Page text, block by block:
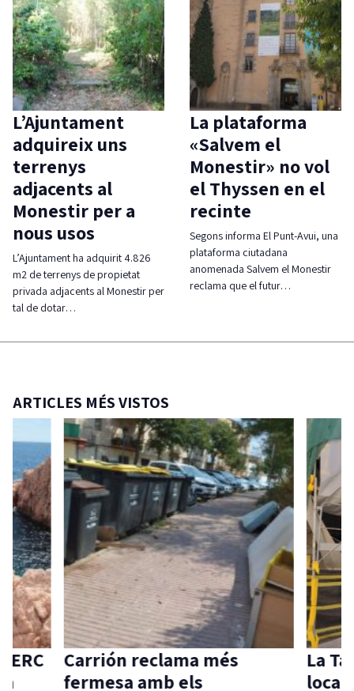
L’Ajuntament
adquireix uns
terrenys
adjacents al
Monestir per a
nous usos
L’Ajuntament ha adquirit 4.826
m2 de terrenys de propietat
privada adjacents al Monestir per
tal de dotar…
La plataforma
«Salvem el
Monestir» no vol
el Thyssen en el
recinte
Segons informa El Punt-Avui, una
plataforma ciutadana
anomenada Salvem el Monestir
reclama que el futur…
ARTICLES MÉS VISTOS
Carrión reclama més
fermesa amb els
La
local